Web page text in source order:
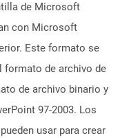
de Microsoft
con Microsoft
Este formato se
formato de archivo de
de archivo binario y
97-2003. Los
usar para crear